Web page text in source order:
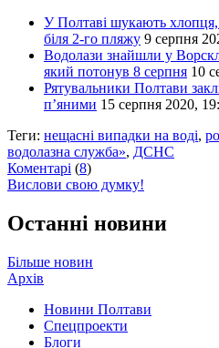
У Полтаві шукають
біля 2-го пляжу 9 серпня
Водолази знайшли у
який потонув 8 серпня 10
Рятувальники Полтави
п’яними 15 серпня 2020,
Теги: нещасні випадки на воді,
водолазна служба», ДСНС
Коментарі (8)
Вислови свою думку!
Останні новини
Більше новин
Архів
Новини Полтави
Спецпроекти
Блоги